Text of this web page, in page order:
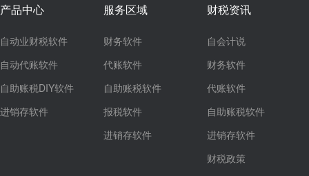
产品中心
自动业财税软件
自动代账软件
自助账税DIY软件
进销存软件
服务区域
财务软件
代账软件
自助账税软件
报税软件
进销存软件
财税资讯
自会计说
财务软件
代账软件
自助账税软件
进销存软件
财税政策